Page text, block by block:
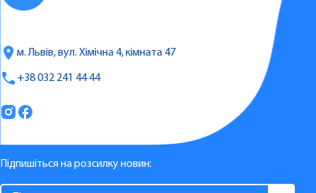
м. Львів, вул. Хімічна 4, кімната 47
+38 032 241 44 44
Підпишіться на розсилку новин: